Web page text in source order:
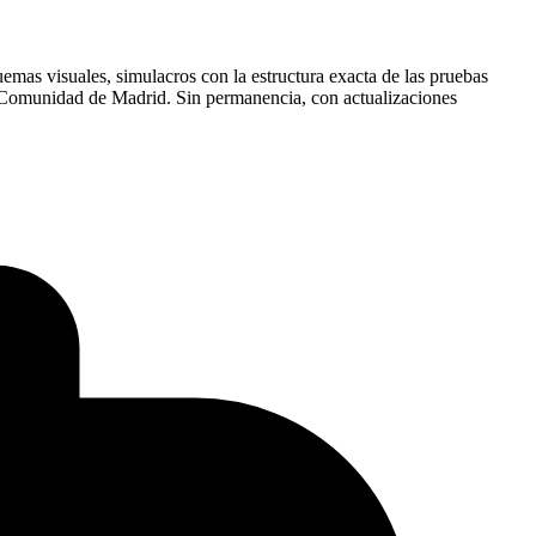
visuales, simulacros con la estructura exacta de las pruebas
de Madrid. Sin permanencia, con actualizaciones